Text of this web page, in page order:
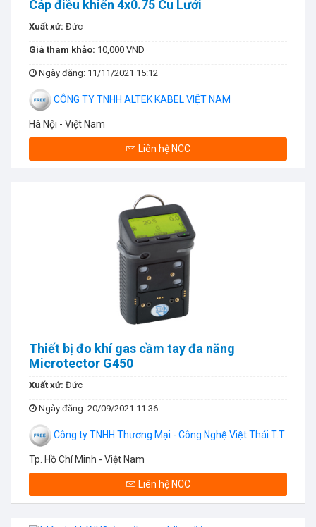
Cáp điều khiển 4x0.75 Cu Lưới
Xuất xứ: Đức
Giá tham khảo: 10,000 VND
Ngày đăng: 11/11/2021 15:12
CÔNG TY TNHH ALTEK KABEL VIỆT NAM
Hà Nội - Việt Nam
Liên hệ NCC
Thiết bị đo khí gas cầm tay đa năng
Microtector G450
Xuất xứ: Đức
Ngày đăng: 20/09/2021 11:36
Công ty TNHH Thương Mại - Công Nghệ Việt Thái T.T
Tp. Hồ Chí Minh - Việt Nam
Liên hệ NCC